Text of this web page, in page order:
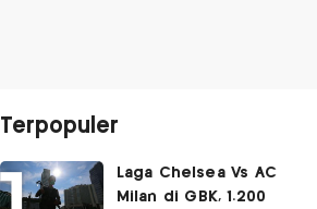
Terpopuler
Laga Chelsea Vs AC
Milan di GBK, 1.200